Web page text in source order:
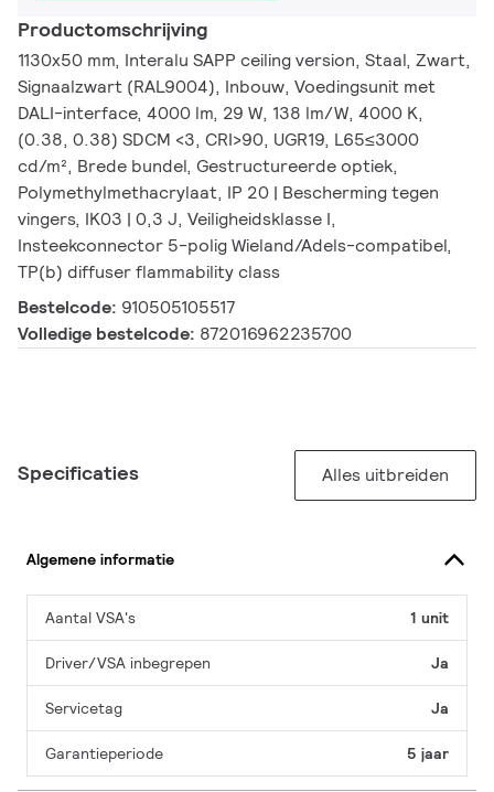
Productomschrijving
1130x50 mm, Interalu SAPP ceiling version, Staal, Zwart,
Signaalzwart (RAL9004), Inbouw, Voedingsunit met
DALI-interface, 4000 lm, 29 W, 138 lm/W, 4000 K,
(0.38, 0.38) SDCM <3, CRI>90, UGR19, L65≤3000
cd/m², Brede bundel, Gestructureerde optiek,
Polymethylmethacrylaat, IP 20 | Bescherming tegen
vingers, IK03 | 0,3 J, Veiligheidsklasse I,
Insteekconnector 5-polig Wieland/Adels-compatibel,
TP(b) diffuser flammability class
Bestelcode: 910505105517
Volledige bestelcode: 872016962235700
Specificaties Alles uitbreiden
Algemene informatie
Aantal VSA's 1 unit
Driver/VSA inbegrepen Ja
Servicetag Ja
Garantieperiode 5 jaar